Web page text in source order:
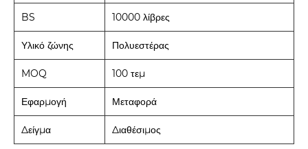
BS 10000 λίβρες
Υλικό ζώνης Πολυεστέρας
MOQ 100 τεμ
Εφαρμογή Μεταφορά
Δείγμα Διαθέσιμος